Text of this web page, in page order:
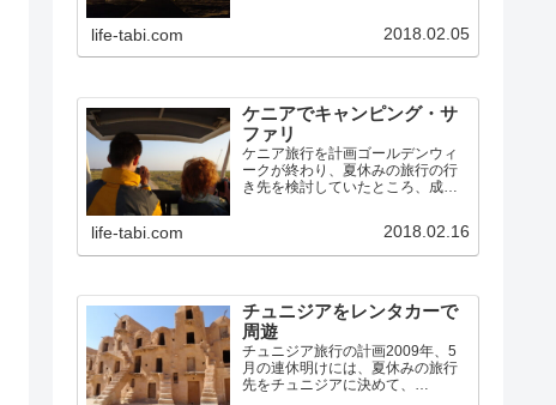
らくは行けそうにないなあと思え
る事件が何かしら起きていまし
life-tabi.com 2018.02.05
ケニアでキャンピング・サ
ファリ
ケニア旅行を計画ゴールデンウィ
ークが終わり、夏休みの旅行の行
き先を検討していたところ、成
ので、ケニアに行くことにしまし
た。中国南方航空の広州乗継便で
life-tabi.com 2018.02.16
チュニジアをレンタカーで
周遊
チュニジア旅行の計画2009年、5
月の連休明けには、夏休みの旅行
先をチュニジアに決めて、